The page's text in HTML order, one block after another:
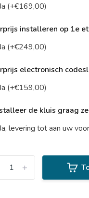
(+€169,00)
installeren op 1e
(+€249,00)
electronisch
(+€159,00)
de kluis graag
levering tot aan uw
+